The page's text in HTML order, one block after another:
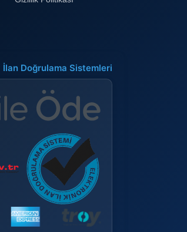
İlan Doğrulama Sistemleri